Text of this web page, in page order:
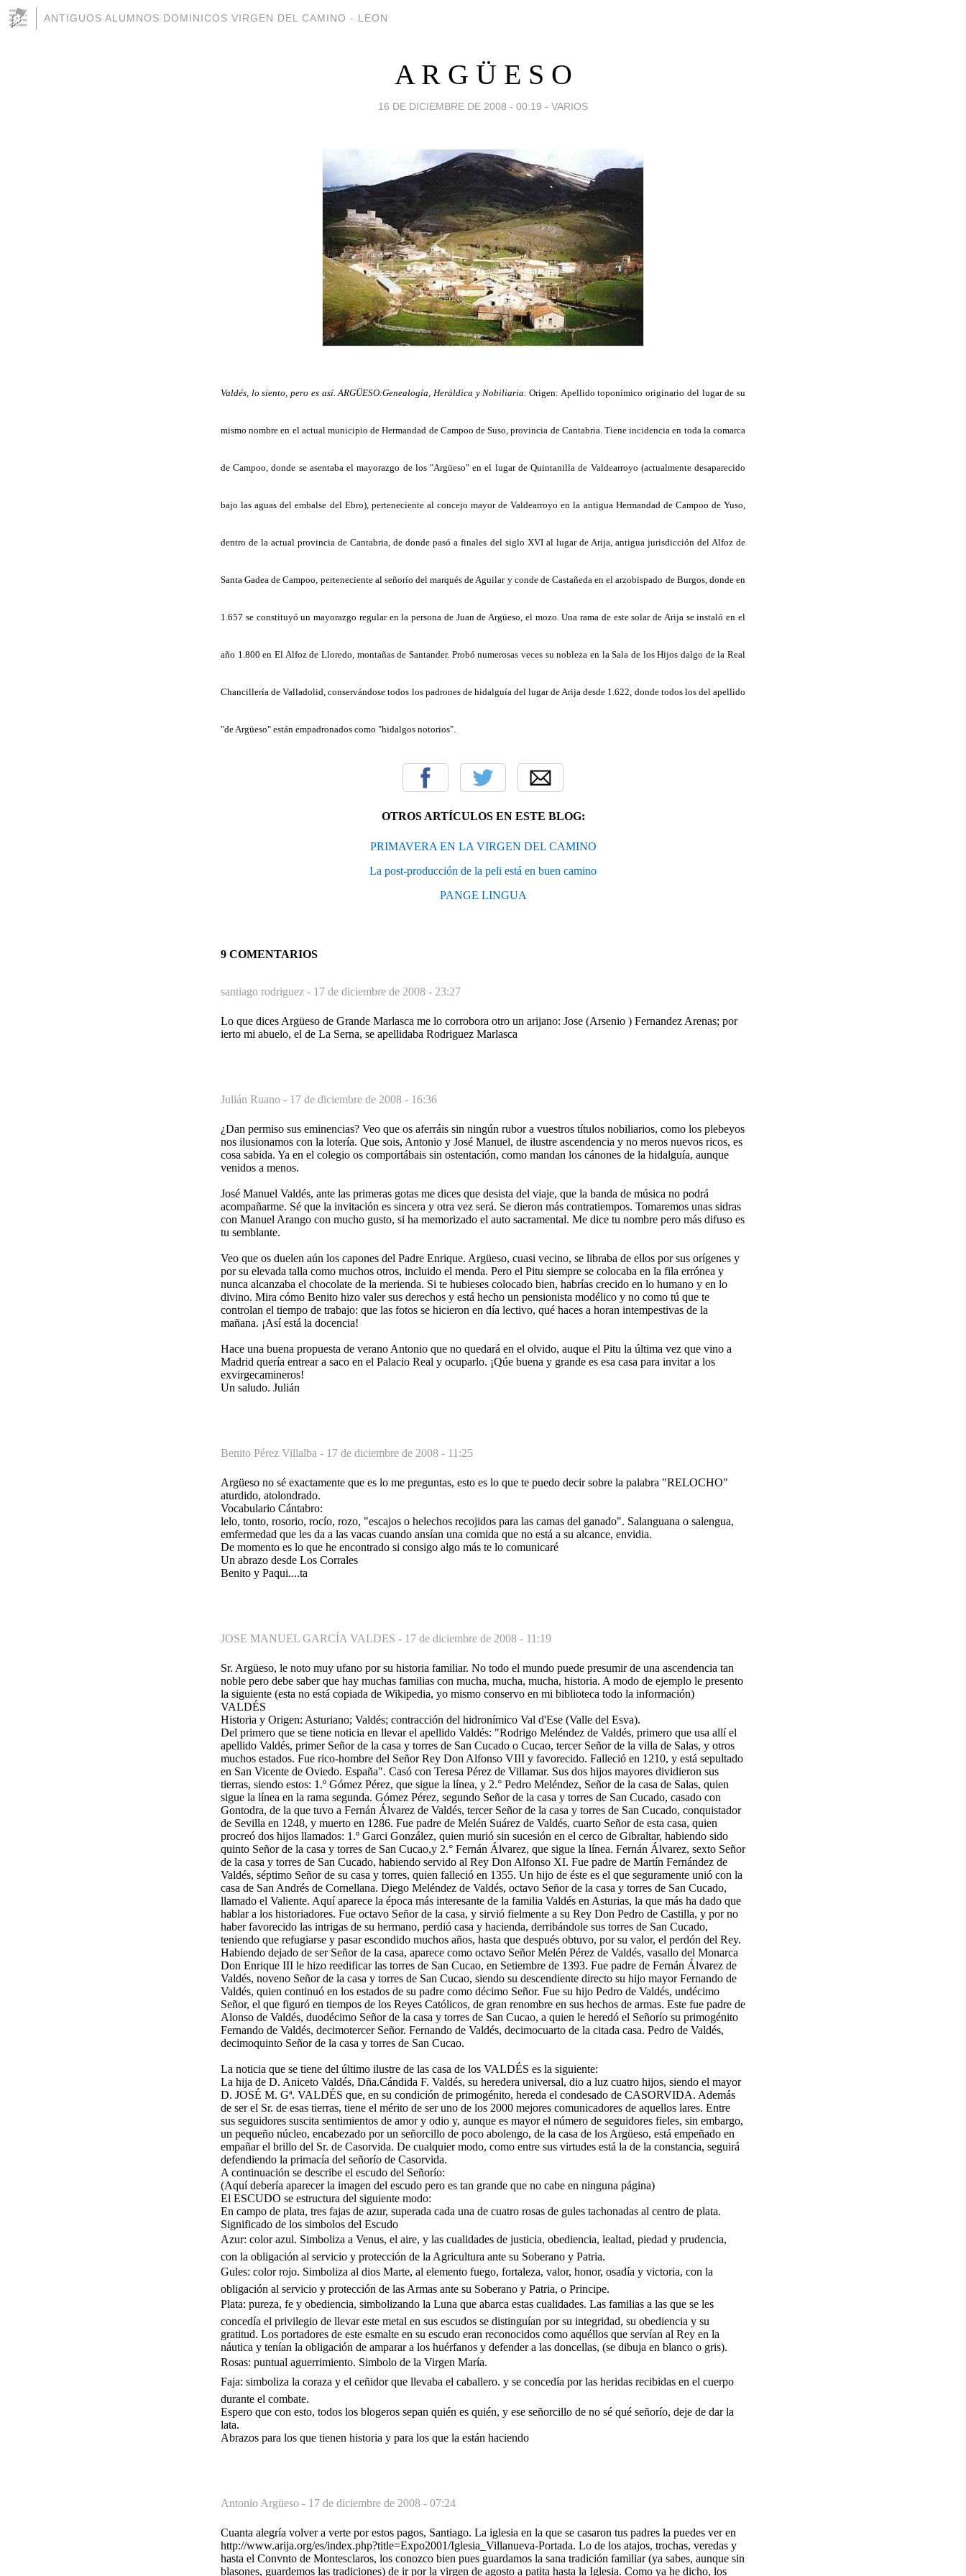
ANTIGUOS ALUMNOS DOMINICOS VIRGEN DEL CAMINO - LEON
A R G Ü E S O
16 DE DICIEMBRE DE 2008 - 00:19 - VARIOS
Valdés, lo siento, pero es así.ARGÜESO:Genealogía, Heráldica y Nobiliaria. Origen: Apellido toponímico originario del lugar de su
mismo nombre en el actual municipio de Hermandad de Campoo de Suso, provincia de Cantabria. Tiene incidencia en toda la comarca
de Campoo , donde se asentaba el mayorazgo de los "Argüeso" en el lugar de Quintanilla de Valdearroyo (actualmente desaparecido
bajo las aguas delembalse del Ebro), perteneciente al concejo mayor de Valdearroyo en la antigua Hermandad de Campoo de Yuso,
dentro de la actual provincia de Cantabria, de donde pasó a finales del siglo XVI al lugar de Arija , antigua jurisdicción del Alfoz de
Santa Gadea de Campoo, perteneciente al señorío del marqués de Aguilar y conde de Castañeda en el arzobispado de Burgos, donde en
1.657 se constituyó un mayorazgo regular en la persona de Juan de Argüeso, el mozo. Una rama de este solar de Arija se instaló en el
año 1.800 en El Alfoz de Lloredo , montañas de Santander. Probó numerosas veces su nobleza en la Sala de los Hijos dalgo de la Real
Chancillería de Valladolid, conservándose todos los padrones de hidalguía del lugar de Arija desde 1.622, donde todos los del apellido
"de Argüeso" están empadronados como "hidalgos notorios".
OTROS ARTÍCULOS EN ESTE BLOG:
PRIMAVERA EN LA VIRGEN DEL CAMINO
La post-producción de la peli está en buen camino
PANGE LINGUA
9 COMENTARIOS
santiago rodriguez - 17 de diciembre de 2008 - 23:27
Lo que dices Argüeso de Grande Marlasca me lo corrobora otro un arijano: Jose (Arsenio ) Fernandez Arenas; por
ierto mi abuelo, el de La Serna, se apellidaba Rodriguez Marlasca
Julián Ruano - 17 de diciembre de 2008 - 16:36
¿Dan permiso sus eminencias? Veo que os aferráis sin ningún rubor a vuestros títulos nobiliarios, como los plebeyos
nos ilusionamos con la lotería. Que sois, Antonio y José Manuel, de ilustre ascendencia y no meros nuevos ricos, es
cosa sabida. Ya en el colegio os comportábais sin ostentación, como mandan los cánones de la hidalguía, aunque
venidos a menos.
José Manuel Valdés, ante las primeras gotas me dices que desista del viaje, que la banda de música no podrá
acompañarme. Sé que la invitación es sincera y otra vez será. Se dieron más contratiempos. Tomaremos unas sidras
con Manuel Arango con mucho gusto, si ha memorizado el auto sacramental. Me dice tu nombre pero más difuso es
tu semblante.
Veo que os duelen aún los capones del Padre Enrique. Argüeso, cuasi vecino, se libraba de ellos por sus orígenes y
por su elevada talla como muchos otros, incluido el menda. Pero el Pitu siempre se colocaba en la fila errónea y
nunca alcanzaba el chocolate de la merienda. Si te hubieses colocado bien, habrías crecido en lo humano y en lo
divino. Mira cómo Benito hizo valer sus derechos y está hecho un pensionista modélico y no como tú que te
controlan el tiempo de trabajo: que las fotos se hicieron en día lectivo, qué haces a horan intempestivas de la
mañana. ¡Así está la docencia!
Hace una buena propuesta de verano Antonio que no quedará en el olvido, auque el Pitu la última vez que vino a
Madrid quería entrear a saco en el Palacio Real y ocuparlo. ¡Qúe buena y grande es esa casa para invitar a los
exvirgecamineros!
Un saludo. Julián
Benito Pérez Villalba - 17 de diciembre de 2008 - 11:25
Argüeso no sé exactamente que es lo me preguntas, esto es lo que te puedo decir sobre la palabra "RELOCHO"
aturdido, atolondrado.
Vocabulario Cántabro:
lelo, tonto, rosorio, rocío, rozo, "escajos o helechos recojidos para las camas del ganado". Salanguana o salengua,
emfermedad que les da a las vacas cuando ansían una comida que no está a su alcance, envidia.
De momento es lo que he encontrado si consigo algo más te lo comunicaré
Un abrazo desde Los Corrales
Benito y Paqui....ta
JOSE MANUEL GARCÍA VALDES - 17 de diciembre de 2008 - 11:19
Sr. Argüeso, le noto muy ufano por su historia familiar. No todo el mundo puede presumir de una ascendencia tan
noble pero debe saber que hay muchas familias con mucha, mucha, mucha, historia. A modo de ejemplo le presento
la siguiente (esta no está copiada de Wikipedia, yo mismo conservo en mi biblioteca todo la información)
VALDÉS
Historia y Origen: Asturiano; Valdés; contracción del hidronímico Val d'Ese (Valle del Esva).
Del primero que se tiene noticia en llevar el apellido Valdés: "Rodrigo Meléndez de Valdés, primero que usa allí el
apellido Valdés, primer Señor de la casa y torres de San Cucado o Cucao, tercer Señor de la villa de Salas, y otros
muchos estados. Fue rico-hombre del Señor Rey Don Alfonso VIII y favorecido. Falleció en 1210, y está sepultado
en San Vicente de Oviedo. España". Casó con Teresa Pérez de Villamar. Sus dos hijos mayores dividieron sus
tierras, siendo estos: 1.º Gómez Pérez, que sigue la línea, y 2.° Pedro Meléndez, Señor de la casa de Salas, quien
sigue la línea en la rama segunda. Gómez Pérez, segundo Señor de la casa y torres de San Cucado, casado con
Gontodra, de la que tuvo a Fernán Álvarez de Valdés, tercer Señor de la casa y torres de San Cucado, conquistador
de Sevilla en 1248, y muerto en 1286. Fue padre de Melén Suárez de Valdés, cuarto Señor de esta casa, quien
procreó dos hijos llamados: 1.º Garci González, quien murió sin sucesión en el cerco de Gibraltar, habiendo sido
quinto Señor de la casa y torres de San Cucao,y 2.° Fernán Álvarez, que sigue la línea. Fernán Álvarez, sexto Señor
de la casa y torres de San Cucado, habiendo servido al Rey Don Alfonso XI. Fue padre de Martín Fernández de
Valdés, séptimo Señor de su casa y torres, quien falleció en 1355. Un hijo de éste es el que seguramente unió con la
casa de San Andrés de Cornellana. Diego Meléndez de Valdés, octavo Señor de la casa y torres de San Cucado,
llamado el Valiente. Aquí aparece la época más interesante de la familia Valdés en Asturias, la que más ha dado que
hablar a los historiadores. Fue octavo Señor de la casa, y sirvió fielmente a su Rey Don Pedro de Castilla, y por no
haber favorecido las intrigas de su hermano, perdió casa y hacienda, derribándole sus torres de San Cucado,
teniendo que refugiarse y pasar escondido muchos años, hasta que después obtuvo, por su valor, el perdón del Rey.
Habiendo dejado de ser Señor de la casa, aparece como octavo Señor Melén Pérez de Valdés, vasallo del Monarca
Don Enrique III le hizo reedificar las torres de San Cucao, en Setiembre de 1393. Fue padre de Fernán Álvarez de
Valdés, noveno Señor de la casa y torres de San Cucao, siendo su descendiente directo su hijo mayor Fernando de
Valdés, quien continuó en los estados de su padre como décimo Señor. Fue su hijo Pedro de Valdés, undécimo
Señor, el que figuró en tiempos de los Reyes Católicos, de gran renombre en sus hechos de armas. Este fue padre de
Alonso de Valdés, duodécimo Señor de la casa y torres de San Cucao, a quien le heredó el Señorío su primogénito
Fernando de Valdés, decimotercer Señor. Fernando de Valdés, decimocuarto de la citada casa. Pedro de Valdés,
decimoquinto Señor de la casa y torres de San Cucao.
La noticia que se tiene del último ilustre de las casa de los VALDÉS es la siguiente:
La hija de D. Aniceto Valdés, Dña.Cándida F. Valdés, su heredera universal, dio a luz cuatro hijos, siendo el mayor
D. JOSÉ M. Gª. VALDÉS que, en su condición de primogénito, hereda el condesado de CASORVIDA. Además
de ser el Sr. de esas tierras, tiene el mérito de ser uno de los 2000 mejores comunicadores de aquellos lares. Entre
sus seguidores suscita sentimientos de amor y odio y, aunque es mayor el número de seguidores fieles, sin embargo,
un pequeño núcleo, encabezado por un señorcillo de poco abolengo, de la casa de los Argüeso, está empeñado en
empañar el brillo del Sr. de Casorvida. De cualquier modo, como entre sus virtudes está la de la constancia, seguirá
defendiendo la primacía del señorío de Casorvida.
A continuación se describe el escudo del Señorío:
(Aquí debería aparecer la imagen del escudo pero es tan grande que no cabe en ninguna página)
El ESCUDO se estructura del siguiente modo:
En campo de plata, tres fajas de azur, superada cada una de cuatro rosas de gules tachonadas al centro de plata.
Significado de los simbolos del Escudo
Azur: color azul. Simboliza a Venus, el aire, y las cualidades de justicia, obediencia, lealtad, piedad y prudencia,
con la obligación al servicio y protección de la Agricultura ante su Soberano y Patria.
Gules: color rojo. Simboliza al dios Marte, al elemento fuego, fortaleza, valor, honor, osadía y victoria, con la
obligación al servicio y protección de las Armas ante su Soberano y Patria, o Principe.
Plata: pureza, fe y obediencia, simbolizando la Luna que abarca estas cualidades. Las familias a las que se les
concedía el privilegio de llevar este metal en sus escudos se distinguían por su integridad, su obediencia y su
gratitud. Los portadores de este esmalte en su escudo eran reconocidos como aquéllos que servían al Rey en la
náutica y tenían la obligación de amparar a los huérfanos y defender a las doncellas, (se dibuja en blanco o gris).
Rosas: puntual aguerrimiento. Simbolo de la Virgen María.
Faja: simboliza la coraza y el ceñidor que llevaba el caballero. y se concedía por las heridas recibidas en el cuerpo
durante el combate.
Espero que con esto, todos los blogeros sepan quién es quién, y ese señorcillo de no sé qué señorío, deje de dar la
lata.
Abrazos para los que tienen historia y para los que la están haciendo
Antonio Argüeso - 17 de diciembre de 2008 - 07:24
Cuanta alegría volver a verte por estos pagos, Santiago. La iglesia en la que se casaron tus padres la puedes ver en
http://www.arija.org/es/index.php?title=Expo2001/Iglesia_Villanueva-Portada. Lo de los atajos, trochas, veredas y
hasta el Convnto de Montesclaros, los conozco bien pues guardamos la sana tradición familiar (ya sabes, aunque sin
blasones, guardemos las tradiciones) de ir por la virgen de agosto a patita hasta la Iglesia. Como ya he dicho, los